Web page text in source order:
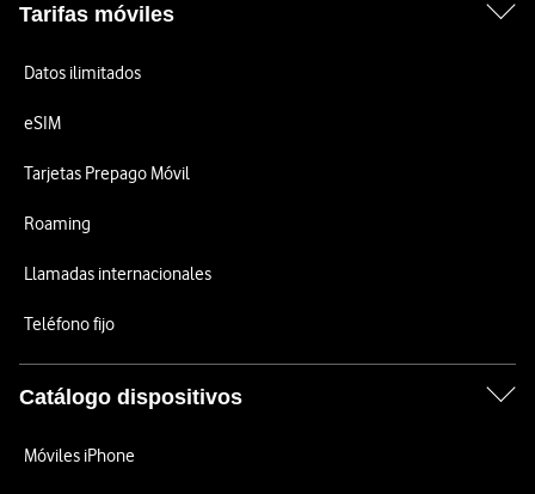
Tarifas móviles
Datos ilimitados
eSIM
Tarjetas Prepago Móvil
Roaming
Llamadas internacionales
Teléfono fijo
Catálogo dispositivos
Móviles iPhone